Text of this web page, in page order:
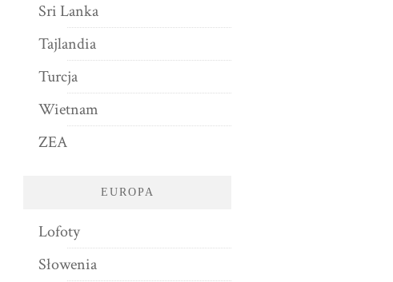
Sri Lanka
Tajlandia
Turcja
Wietnam
ZEA
EUROPA
Lofoty
Słowenia